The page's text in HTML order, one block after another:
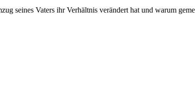
seines Vaters ihr Verhältnis verändert hat und warum